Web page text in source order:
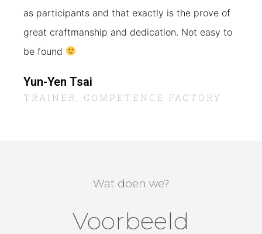
as participants and that exactly is the prove of
great craftmanship and dedication. Not easy to
be found
Yun-Yen Tsai
TRAINER, COMPETENCE FACTORY
Wat doen we?
Voorbeeld